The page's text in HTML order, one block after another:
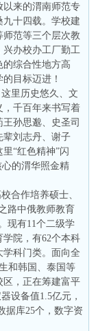
以来的渭南师范专
十四载。学校建
范等三个层次教
办校办工厂勤工
综合性地方高
目标迈进！
里历史悠久、文
，千百年来书写着
孙思邈、史圣司
辈刘志丹、谢子
“红色精神”闪
的渭华照金精
合作培养硕士、
路中俄教师教育
现有11个二级学
院，有62个本科
科门类。面向全
和韩国、泰国等
区，正在筹建富平
设备值1.5亿元，
据库25个，数字资